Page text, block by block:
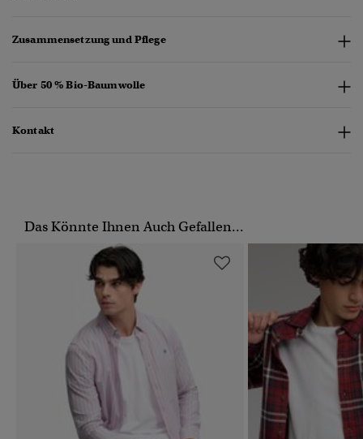
Zusammensetzung und Pflege
Über 50 % Bio-Baumwolle
Kontakt
Das Könnte Ihnen Auch Gefallen...